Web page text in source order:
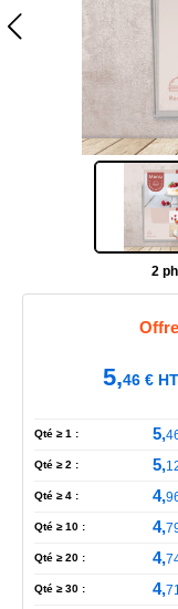
2
5,46€HT
Qté ≥ 1 : 5,
Qté ≥ 2 : 5,
Qté ≥ 4 : 4,
Qté ≥ 10 : 4,
Qté ≥ 20 : 4,
Qté ≥ 30 : 4,